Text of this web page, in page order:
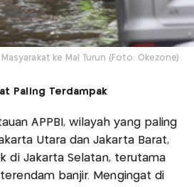
ke Mal Turun (Foto: Okezone)
Paling Terdampak
APPBI, wilayah yang paling
Utara dan Jakarta Barat,
di Jakarta Selatan, terutama
banjir. Mengingat di